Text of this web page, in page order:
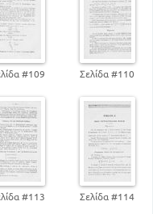
#109 Σελίδα #110
#113 Σελίδα #114